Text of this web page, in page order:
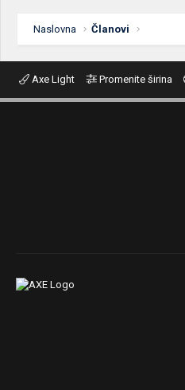
Naslovna Članovi
Axe Light Promenite širina